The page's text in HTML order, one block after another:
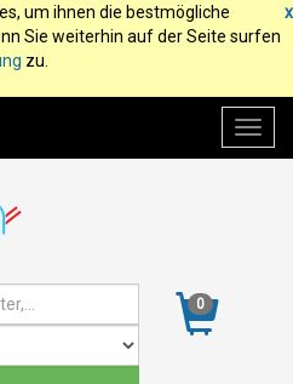
x
um ihnen die bestmögliche
Sie weiterhin auf der Seite surfen
zu.
0